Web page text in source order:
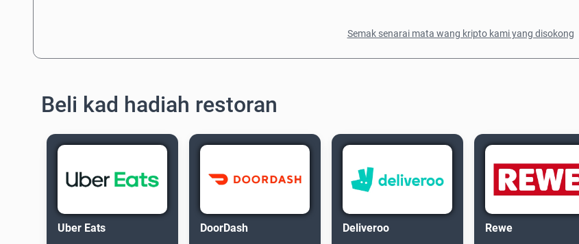
Semak senarai mata wang kripto kami yang disokong
Beli kad hadiah restoran
Uber Eats DoorDash Deliveroo Rewe